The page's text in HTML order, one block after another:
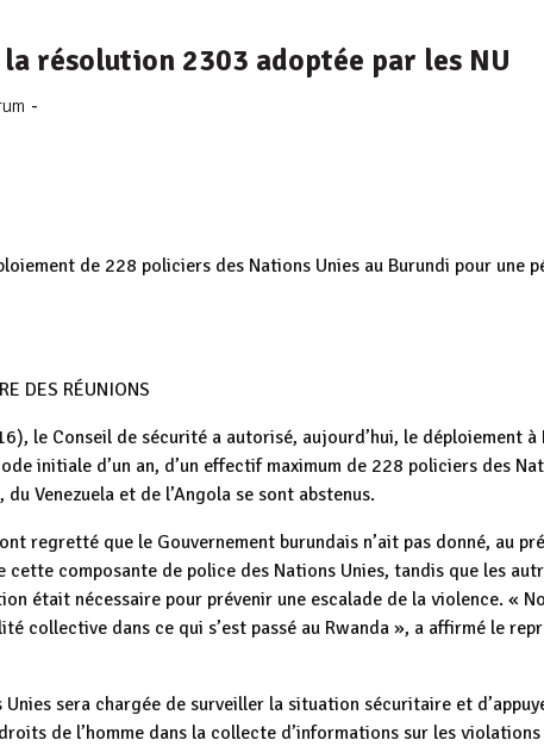
résolution 2303 adoptée par les NU
-
de 228 policiers des Nations Unies au Burundi pour une
DES RÉUNIONS
le Conseil de sécurité a autorisé, aujourd’hui, le déploiement à
initiale d’un an, d’un effectif maximum de 228 policiers des
Venezuela et de l’Angola se sont abstenus.
regretté que le Gouvernement burundais n’ait pas donné, au
composante de police des Nations Unies, tandis que les
était nécessaire pour prévenir une escalade de la violence. «
collective dans ce qui s’est passé au Rwanda », a affirmé le
sera chargée de surveiller la situation sécuritaire et
de l’homme dans la collecte d’informations sur les